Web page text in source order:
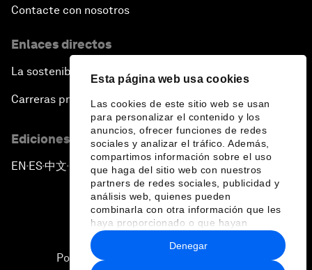
Esta página web usa cookies
Las cookies de este sitio web se usan
para personalizar el contenido y los
anuncios, ofrecer funciones de redes
sociales y analizar el tráfico. Además,
compartimos información sobre el uso
que haga del sitio web con nuestros
partners de redes sociales, publicidad y
análisis web, quienes pueden
combinarla con otra información que les
haya proporcionado o que hayan
recopilado a partir del uso que haya
hecho de sus servicios.
Denegar
Contacte con nosotros
Enlaces directos
La sostenibilidad en el Foro
Carreras profesionales
Ediciones en otros idiomas
EN ▪ES▪中文▪ 日本語
Política de privacidad y normas de uso